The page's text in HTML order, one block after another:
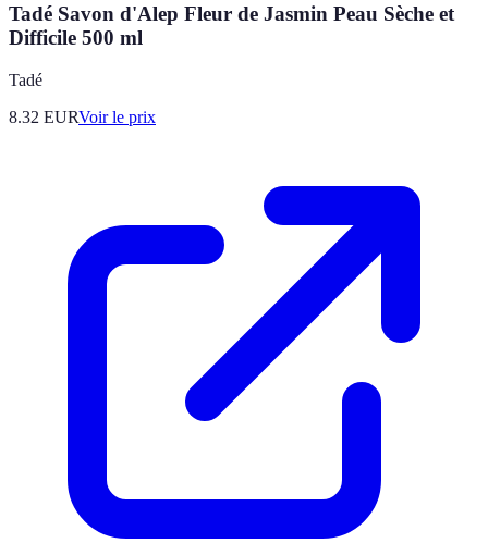
Tadé Savon d'Alep Fleur de Jasmin Peau Sèche et
Difficile 500 ml
Tadé
8.32 EURVoir le prix